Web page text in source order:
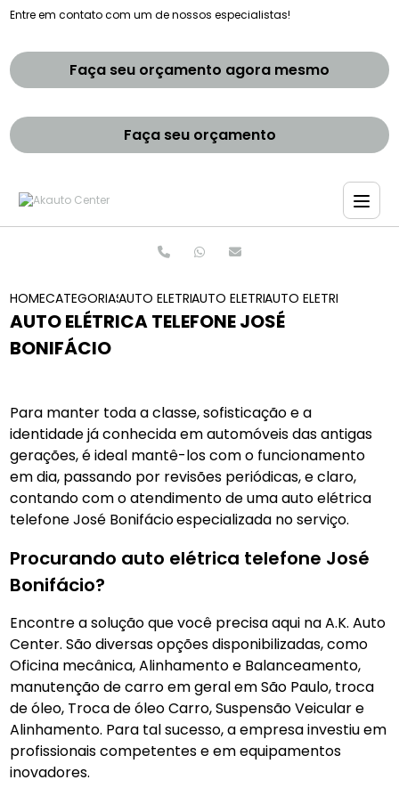
Entre em contato com um de nossos especialistas!
Faça seu orçamento agora mesmo
Faça seu orçamento
HOMECATEGORIASAUTO ELETRICASAUTO ELETRICA CARROS ANTIGOS
AUTO ELETRICA
AUTO ELÉTRICA TELEFONE JOSÉ
BONIFÁCIO
Para manter toda a classe, sofisticação e a
identidade já conhecida em automóveis das antigas
gerações, é ideal mantê-los com o funcionamento
em dia, passando por revisões periódicas, e claro,
contando com o atendimento de uma auto elétrica
telefone José Bonifácioespecializada no serviço.
Procurando auto elétrica telefone José
Bonifácio?
Encontre a solução que você precisa aqui na A.K. Auto
Center. São diversas opções disponibilizadas, como
Oficina mecânica, Alinhamento e Balanceamento,
manutenção de carro em geral em São Paulo, troca
de óleo, Troca de óleo Carro, Suspensão Veicular e
Alinhamento. Para tal sucesso, a empresa investiu em
profissionais competentes e em equipamentos
inovadores.